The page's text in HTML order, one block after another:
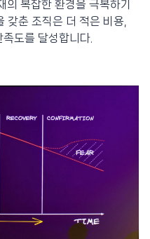
의 복잡한 환경을 극복하기
갖춘 조직은 더 적은 비용,
도를 달성합니다.